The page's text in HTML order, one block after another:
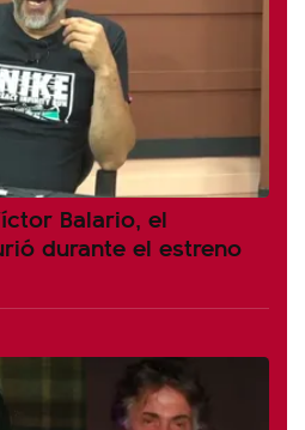
Balario, el
durante el estreno